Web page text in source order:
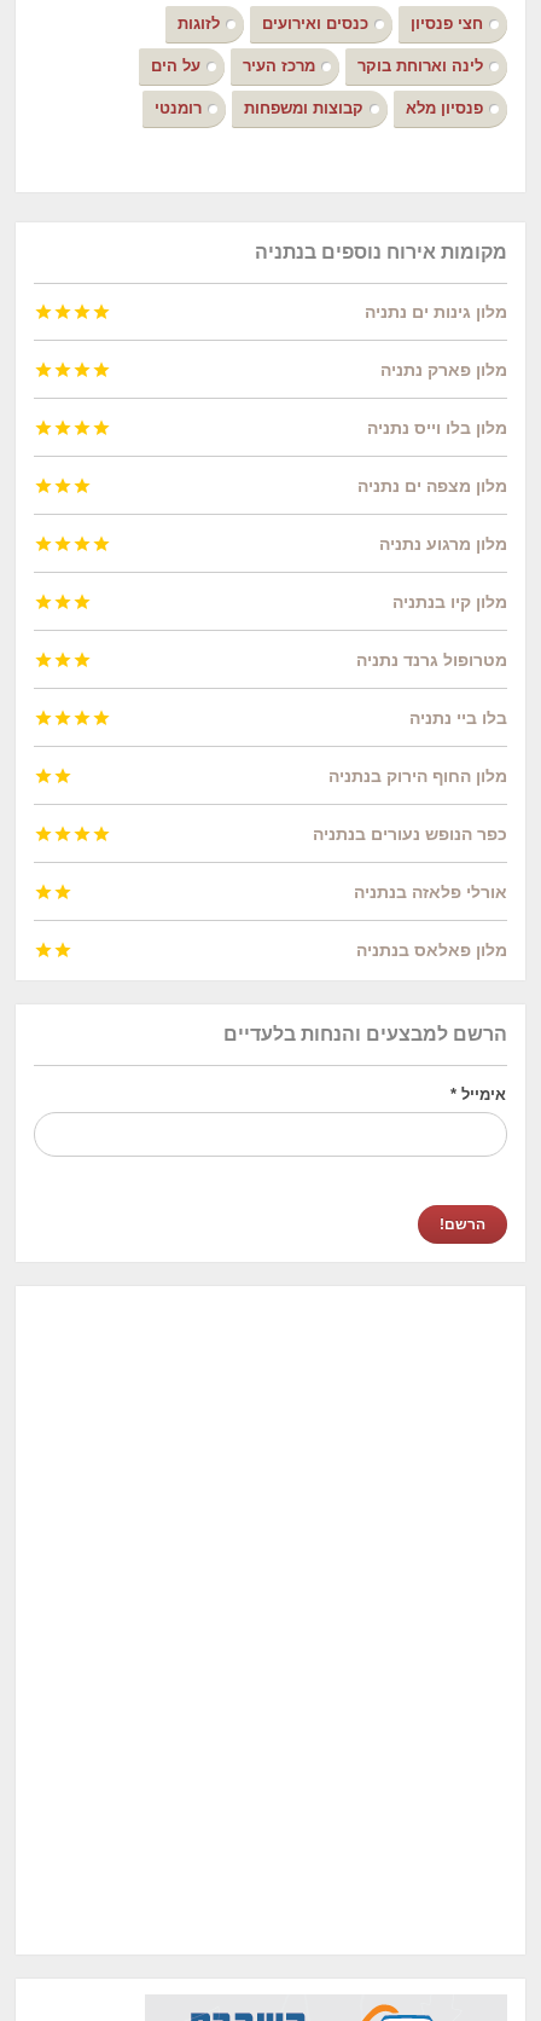
חצי פנסיון כנסים ואירועים לזוגות
לינה וארוחת בוקר מרכז העיר על הים
פנסיון מלא קבוצות ומשפחות רומנטי
הרשם למבצעים והנחות בלעדיים
אימייל*
מקומות אירוח נוספים בנתניה
מלון גינות ים נתניה 



מלון פארק נתניה 



מלון בלו וייס נתניה 



מלון מצפה ים נתניה 


מלון מרגוע נתניה 



מלון קיו בנתניה 


מטרופול גרנד נתניה 


בלו ביי נתניה 



מלון החוף הירוק בנתניה 

כפר הנופש נעורים בנתניה 



אורלי פלאזה בנתניה 

מלון פאלאס בנתניה 
